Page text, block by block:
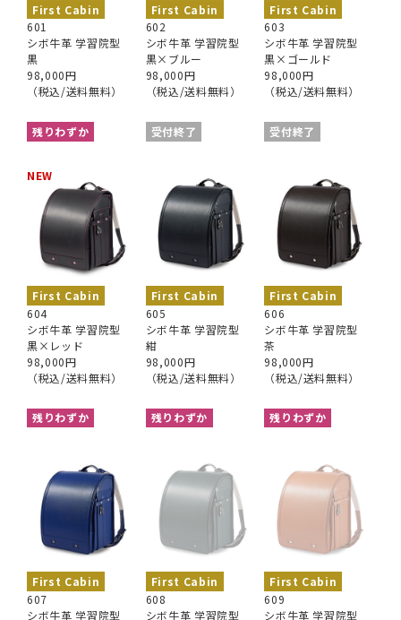
First Cabin
601
シボ牛革 学習院型
黒
98,000円
（税込/送料無料）
残りわずか
First Cabin
602
シボ牛革 学習院型
黒×ブルー
98,000円
（税込/送料無料）
受付終了
First Cabin
603
シボ牛革 学習院型
黒×ゴールド
98,000円
（税込/送料無料）
受付終了
First Cabin
604
シボ牛革 学習院型
黒×レッド
98,000円
（税込/送料無料）
残りわずか
NEW
First Cabin
605
シボ牛革 学習院型
紺
98,000円
（税込/送料無料）
残りわずか
First Cabin
606
シボ牛革 学習院型
茶
98,000円
（税込/送料無料）
残りわずか
First Cabin
607
シボ牛革 学習院型
First Cabin
608
シボ牛革 学習院型
First Cabin
609
シボ牛革 学習院型